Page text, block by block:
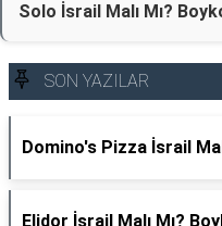
Solo İsrail Malı Mı?
SON YAZILAR
Domino's Pizza İsrail
Elidor İsrail Malı Mı?